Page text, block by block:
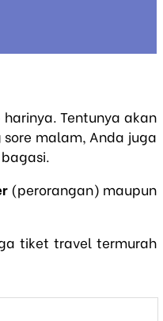
Tentunya akan
malam, Anda juga
(perorangan) maupun
tiket travel termurah